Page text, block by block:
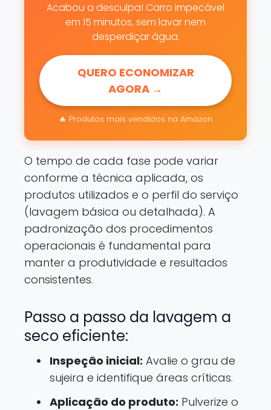
Acabou a desculpa! Carro impecável
em 15 minutos, sem lavar nem
desperdiçar água.
QUERO ECONOMIZAR
AGORA →
🔥 Produtos mais vendidos na Amazon
O tempo de cada fase pode variar
conforme a técnica aplicada, os
produtos utilizados e o perfil do serviço
(lavagem básica ou detalhada). A
padronização dos procedimentos
operacionais é fundamental para
manter a produtividade e resultados
consistentes.
Passo a passo da lavagem a
seco eficiente:
Inspeção inicial: Avalie o grau de
sujeira e identifique áreas críticas.
Aplicação do produto: Pulverize o